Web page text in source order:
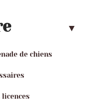
de chiens